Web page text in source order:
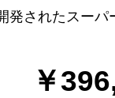
発されたスーパ
￥